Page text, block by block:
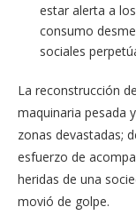
estar alerta a
consumo
sociales
La reconstrucción
maquinaria pesada
zonas devastadas;
esfuerzo de
heridas de una
movió de golpe.